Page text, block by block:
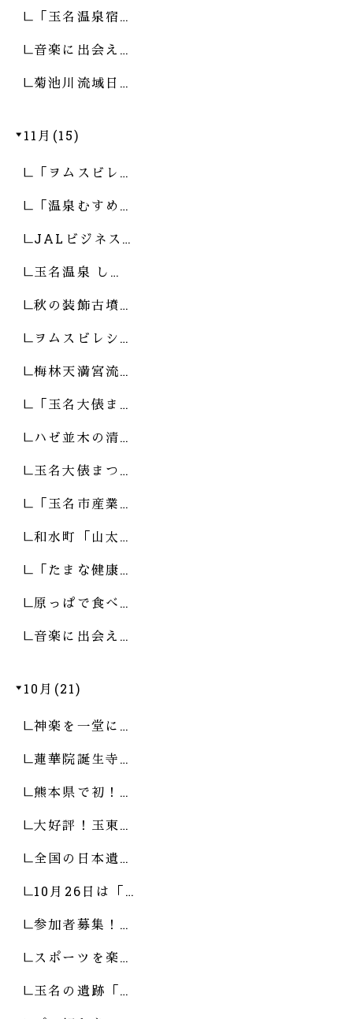
「玉名温泉宿…
音楽に出会え…
菊池川流域日…
11月(15)
「ヲムスビレ…
「温泉むすめ…
JALビジネス…
玉名温泉 し…
秋の装飾古墳…
ヲムスビレシ…
梅林天満宮流…
「玉名大俵ま…
ハゼ並木の清…
玉名大俵まつ…
「玉名市産業…
和水町「山太…
「たまな健康…
原っぱで食べ…
音楽に出会え…
10月(21)
神楽を一堂に…
蓮華院誕生寺…
熊本県で初！…
大好評！玉東…
全国の日本遺…
10月26日は「…
参加者募集！…
スポーツを楽…
玉名の遺跡「…